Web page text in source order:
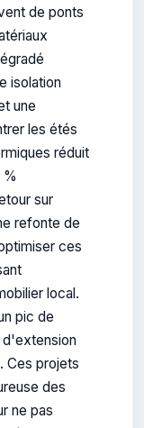
de ponts
isolation
une
les étés
réduit
sur
refonte de
ces
local.
pic de
d'extension
Ces projets
des
ne pas